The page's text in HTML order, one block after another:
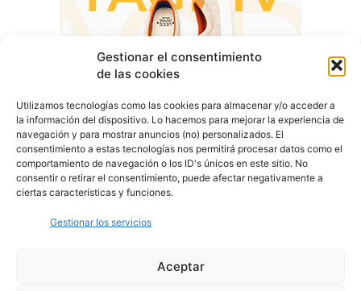
Gestionar el consentimiento
de las cookies
Utilizamos tecnologías como las cookies para almacenar y/o acceder a
la información del dispositivo. Lo hacemos para mejorar la experiencia de
navegación y para mostrar anuncios (no) personalizados. El
consentimiento a estas tecnologías nos permitirá procesar datos como el
comportamiento de navegación o los ID's únicos en este sitio. No
consentir o retirar el consentimiento, puede afectar negativamente a
ciertas características y funciones.
Gestionar los servicios
Aceptar